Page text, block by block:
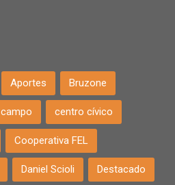
Aportes Bruzone
campo centro cívico
Cooperativa FEL
Daniel Scioli Destacado